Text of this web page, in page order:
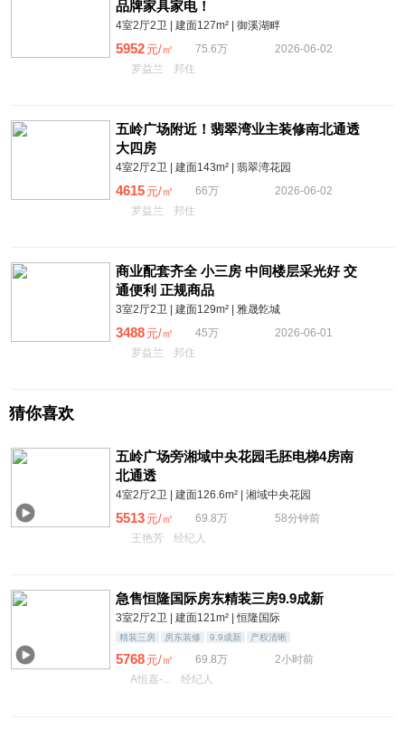
品牌家具家电！
4室2厅2卫 | 建面127m² | 御溪湖畔
5952 元/㎡ 75.6万
2026-06-02
罗益兰
邦住
五岭广场附近！翡翠湾业主装修南北通透
大四房
4室2厅2卫 | 建面143m² | 翡翠湾花园
4615 元/㎡ 66万
2026-06-02
罗益兰
邦住
商业配套齐全 小三房 中间楼层采光好 交
通便利 正规商品
3室2厅2卫 | 建面129m² | 雅晟亁城
3488 元/㎡ 45万
2026-06-01
罗益兰
邦住
猜你喜欢
五岭广场旁湘域中央花园毛胚电梯4房南
北通透
4室2厅2卫 | 建面126.6m² | 湘域中央花园
5513 元/㎡ 69.8万
58分钟前
王艳芳
经纪人
急售恒隆国际房东精装三房9.9成新
3室2厅2卫 | 建面121m² | 恒隆国际
精装三房 房东装修 9.9成新 产权清晰
5768 元/㎡ 69.8万
2小时前
A恒嘉-...
经纪人